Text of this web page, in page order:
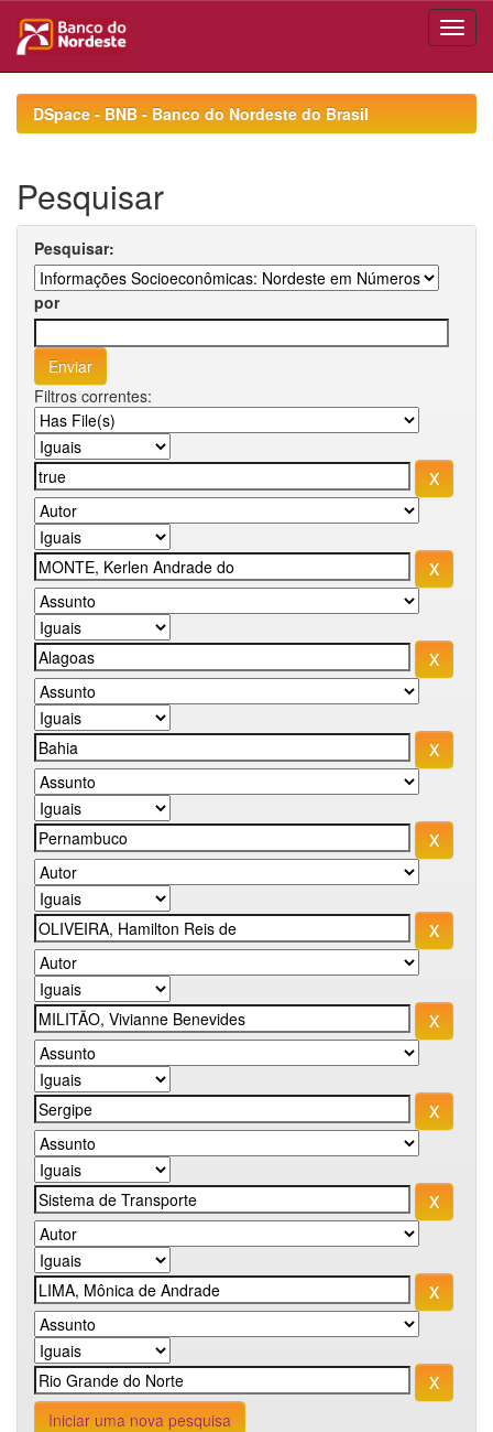
navigationDSpace - BNB - Banco do Nordeste do Brasil
Pesquisar
Pesquisar:
por
Filtros correntes:
Iniciar uma nova pesquisa